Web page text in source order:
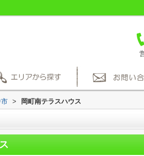
市 > 岡町南テラスハウス